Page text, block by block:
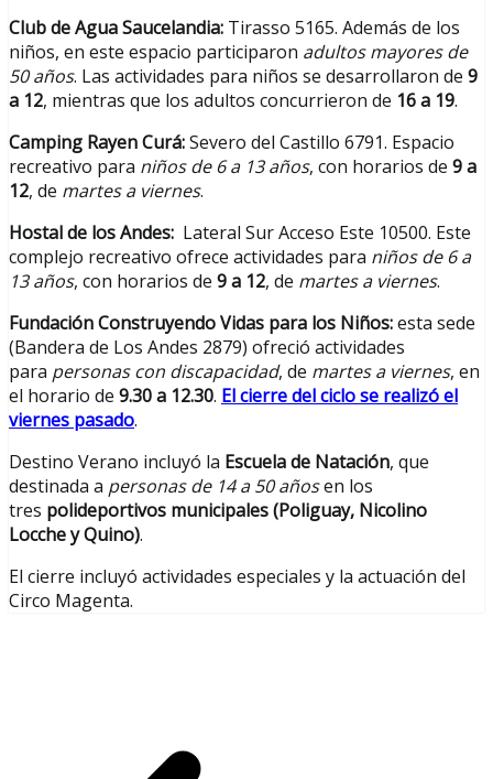
Club de Agua Saucelandia: Tirasso 5165. Además de los
niños, en este espacio participaron adultos mayores de
50 años. Las actividades para niños se desarrollaron de 9
a 12, mientras que los adultos concurrieron de 16 a 19.
Camping Rayen Curá:Severo del Castillo 6791. Espacio
recreativo para niños de 6 a 13 años, con horarios de 9 a
12, de martes a viernes.
Hostal de los Andes: Lateral Sur Acceso Este 10500. Este
complejo recreativo ofrece actividades para niños de 6 a
13 años, con horarios de 9 a 12, de martes a viernes.
Fundación Construyendo Vidas para los Niños:esta sede
(Bandera de Los Andes 2879) ofreció actividades
para personas con discapacidad, de martes a viernes, en
el horario de 9.30 a 12.30. El cierre del ciclo se realizó el
viernes pasado.
Destino Verano incluyó la Escuela de Natación, que
destinada a personas de 14 a 50 añosen los
tres polideportivos municipales (Poliguay, Nicolino
Locche y Quino).
El cierre incluyó actividades especiales y la actuación del
Circo Magenta.